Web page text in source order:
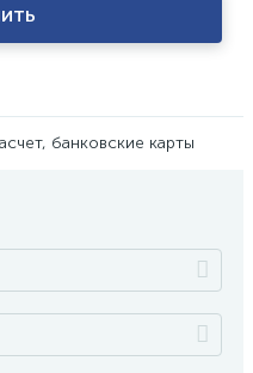
банковские карты